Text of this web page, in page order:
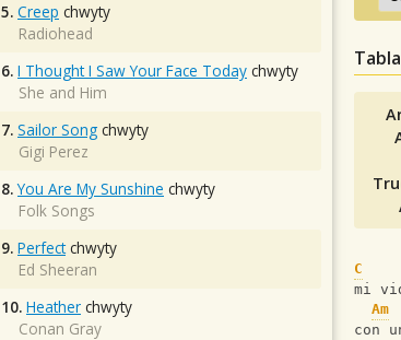
C
mi
Am
con
5. Creep chwyty
Radiohead
6. I Thought I Saw Your Face Today chwyty
She and Him
7. Sailor Song chwyty
Gigi Perez
8. You Are My Sunshine chwyty
Folk Songs
9. Perfectchwyty
Ed Sheeran
10. Heather chwyty
Conan Gray